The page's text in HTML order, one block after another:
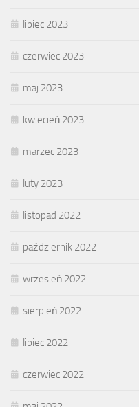
lipiec 2023
czerwiec 2023
maj 2023
kwiecień 2023
marzec 2023
luty 2023
listopad 2022
październik 2022
wrzesień 2022
sierpień 2022
lipiec 2022
czerwiec 2022